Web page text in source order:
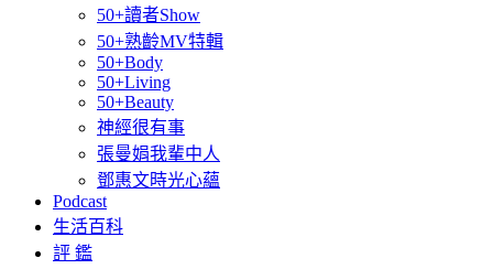
50+讀者Show
50+熟齡MV特輯
50+Body
50+Living
50+Beauty
神經很有事
張曼娟我輩中人
鄧惠文時光心蘊
Podcast
生活百科
評 鑑